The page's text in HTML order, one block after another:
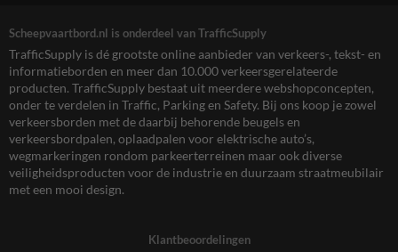
Scheepvaartbord.nl is onderdeel van TrafficSupply
TrafficSupply is dé grootste online aanbieder van verkeers-, tekst- en
informatieborden en meer dan 10.000 verkeersgerelateerde
producten. TrafficSupply bestaat uit meerdere webshopconcepten,
onder te verdelen in Traffic, Parking en Safety. Bij ons koop je zowel
verkeersborden met de daarbij behorende beugels en
verkeersbordpalen, oplaadpalen voor elektrische auto’s,
wegmarkeringen rondom parkeerterreinen maar ook diverse
veiligheidsproducten voor de industrie en duurzaam straatmeubilair
met een mooi design.
Klantbeoordelingen